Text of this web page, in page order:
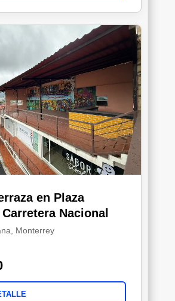
en Plaza
Nacional
Monterrey